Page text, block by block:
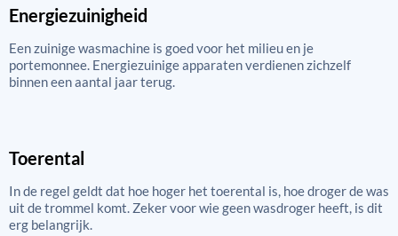
Energiezuinigheid
Een zuinige wasmachine is goed voor het milieu en je
portemonnee. Energiezuinige apparaten verdienen zichzelf
binnen een aantal jaar terug.
Toerental
In de regel geldt dat hoe hoger het toerental is, hoe droger de was
uit de trommel komt. Zeker voor wie geen wasdroger heeft, is dit
erg belangrijk.